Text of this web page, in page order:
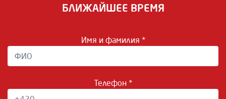
БЛИЖАЙШЕЕ ВРЕМЯ
Имя и фамилия *
Телефон *